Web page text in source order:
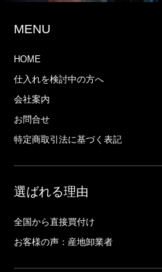
MENU
HOME
仕入れを検討中の方へ
会社案内
お問合せ
特定商取引法に基づく表記
選ばれる理由
全国から直接買付け
お客様の声：産地卸業者